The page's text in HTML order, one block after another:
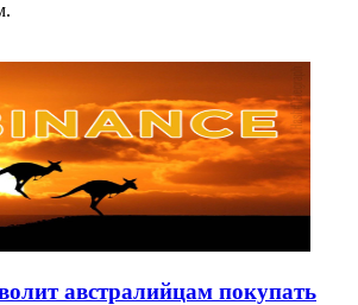
австралийцам покупать